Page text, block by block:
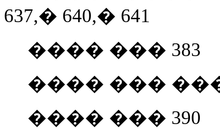
637,� 640,� 641
���� ��� 383
���� ��� ���
���� ��� 390